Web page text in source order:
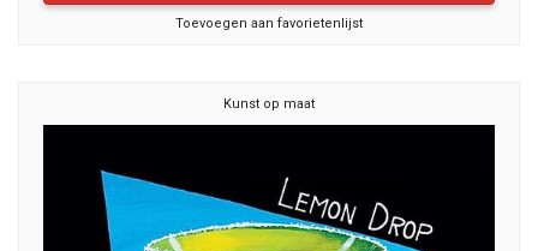
Toevoegen aan favorietenlijst
Kunst op maat